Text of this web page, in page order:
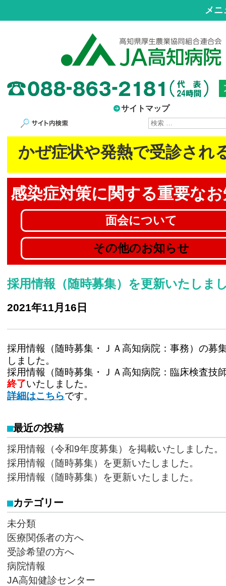
メニ
サイトマップ
サイト内検索
かぜ症状や発熱で受診され
感染症対策に関する重要な
面会について
その他のお知らせ
採用情報（随時募集）を更新いたしま
2021年11月16日
採用情報（随時募集・ＪＡ高知病院：事務）の募
しました。
採用情報（随時募集・ＪＡ高知病院：臨床検査技
終了いたしました。
詳細はこちらです。
最近の投稿
採用情報（令和9年度募集）を掲載いたしました。
採用情報（随時募集）を更新いたしました。
採用情報（随時募集）を更新いたしました。
カテゴリー
未分類
医療関係者の方へ
受診希望の方へ
病院情報
JA高知健診センター